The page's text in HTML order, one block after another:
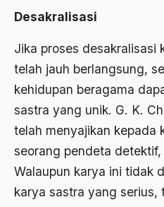
Desakralisasi
Jika proses desakralisasi
telah jauh berlangsung,
kehidupan beragama
sastra yang unik. G. K.
telah menyajikan kepada
seorang pendeta
Walaupun karya ini tidak
karya sastra yang serius,
Agama Islam
agama populer
Agama Terang
Agamawan
Agenda Nasional
Agraria